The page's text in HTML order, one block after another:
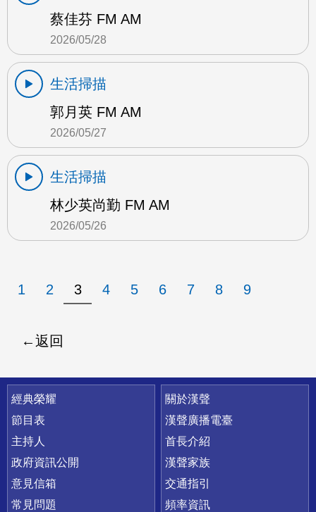
蔡佳芬 FM AM
2026/05/28
生活掃描
郭月英 FM AM
2026/05/27
生活掃描
林少英尚勤 FM AM
2026/05/26
1 2 3 4 5 6 7 8 9
返回
快速連結
經典榮耀
節目表
主持人
政府資訊公開
意見信箱
常見問題
關於漢聲
漢聲廣播電臺
首長介紹
漢聲家族
交通指引
頻率資訊